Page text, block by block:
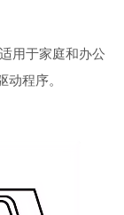
用于家庭和办公
程序。